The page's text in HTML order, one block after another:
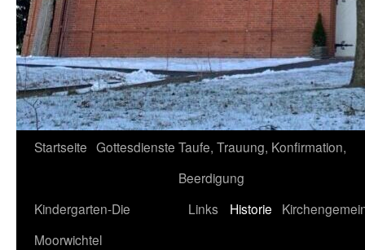
Startseite Gottesdienste Taufe, Trauung, Konfirmation,
Beerdigung
Kindergarten-Die
Moorwichtel
Links Historie